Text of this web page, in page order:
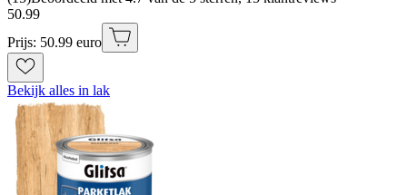
50.99
Prijs: 50.99 euro
Bekijk alles in lak